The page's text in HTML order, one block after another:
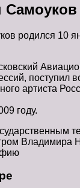
родился 10
поступил
артиста
году.
Владимира